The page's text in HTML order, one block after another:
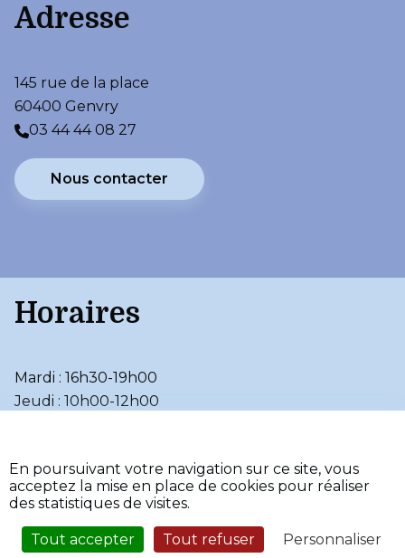
Adresse
145 rue de la place
60400 Genvry
03 44 44 08 27
Nous contacter
Horaires
Mardi : 16h30-19h00
Jeudi : 10h00-12h00
Aide • Mentions légales •
Plan du site •
l'Adico
En poursuivant votre navigation sur ce site, vous
acceptez la mise en place de cookies pour réaliser
des statistiques de visites.
Tout accepter Tout refuser Personnaliser